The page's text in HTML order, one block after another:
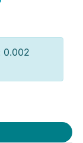
0.002